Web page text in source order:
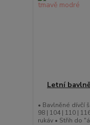
Letní
• Bavlněné dívčí
98 | 104 | 110 |
rukáv • Střih do